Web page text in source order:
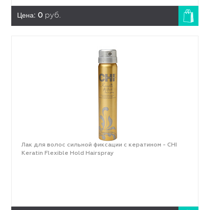
Цена: 0 руб.
Лак для волос сильной фиксации с кератином - CHI
Keratin Flexible Hold Hairspray